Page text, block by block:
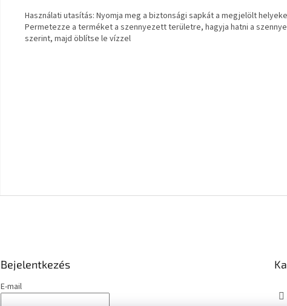
Használati utasítás: Nyomja meg a biztonsági sapkát a megjelölt
Permetezze a terméket a szennyezett területre, hagyja hatni a
szerint, majd öblítse le vízzel
Bejelentkezés
E-mail